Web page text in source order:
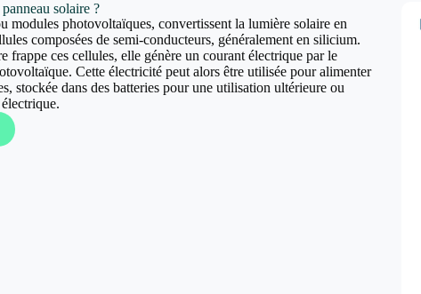
solaire ?
modules photovoltaïques, convertissent la lumière solaire en
composées de semi-conducteurs, généralement en silicium.
frappe ces cellules, elle génère un courant électrique par le
Cette électricité peut alors être utilisée pour alimenter
stockée dans des batteries pour une utilisation ultérieure ou